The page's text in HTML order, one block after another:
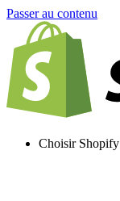
Passer au contenu
Choisir Shopify